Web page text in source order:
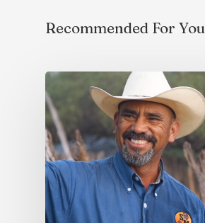
Recommended For You